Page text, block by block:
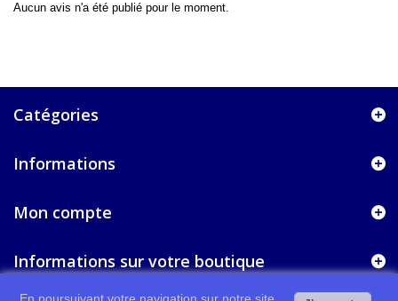
Aucun avis n'a été publié pour le moment.
Catégories
Informations
Mon compte
Informations sur votre boutique